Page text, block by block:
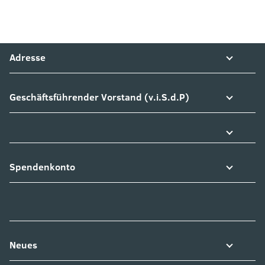
Adresse
Geschäftsführender Vorstand (v.i.S.d.P)
Spendenkonto
Neues